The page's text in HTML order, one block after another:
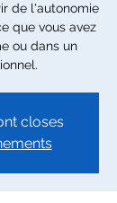
de l'autonomie
que vous avez
ou dans un
closes